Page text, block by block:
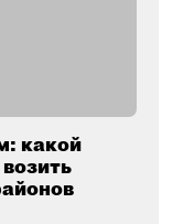
какой